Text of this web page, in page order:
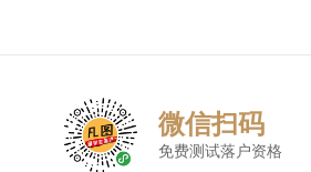
微信扫码
免费测试落户资格